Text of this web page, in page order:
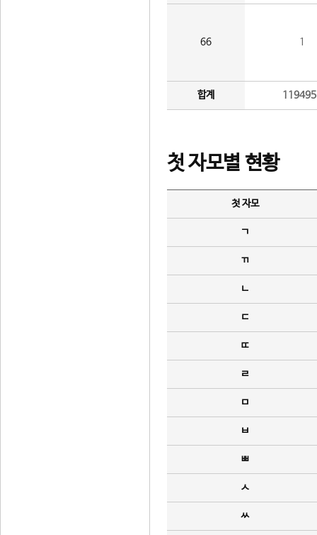
66 1
합계
첫 자모별 현황
첫 자모
ㄱ
ㄲ
ㄴ
ㄷ
ㄸ
ㄹ
ㅁ
ㅂ
ㅃ
ㅅ
ㅆ